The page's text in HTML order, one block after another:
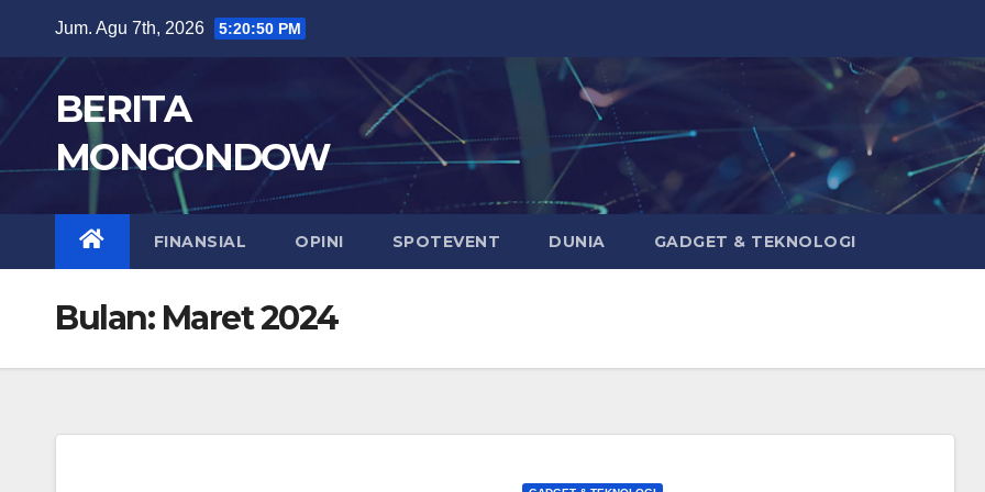
content
Jum. Agu 7th, 2026 5:20:51 PM
BERITA
MONGONDOW
FINANSIAL OPINI SPOTEVENT DUNIA GADGET & TEKNOLOGI
Bulan: Maret 2024